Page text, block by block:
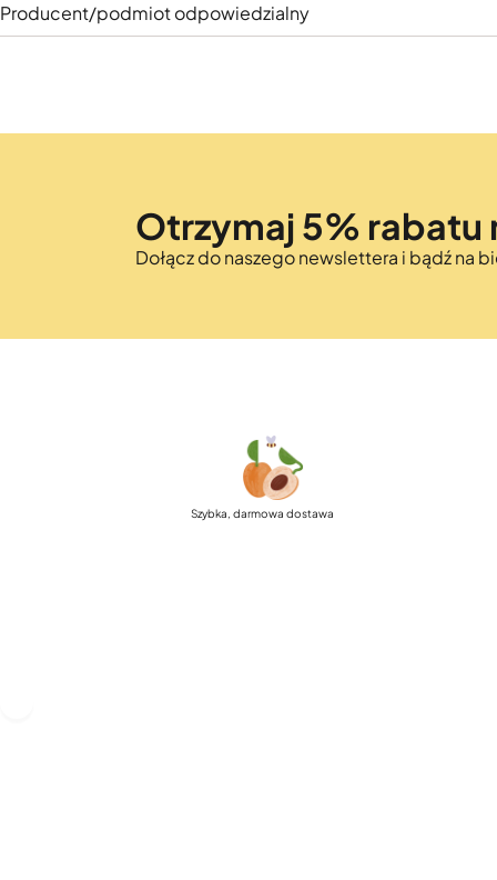
Producent/podmiot odpowiedzialny
Otrzymaj 5% rabatu
Dołącz do naszego newslettera i bądź na
Szybka, darmowa dostawa